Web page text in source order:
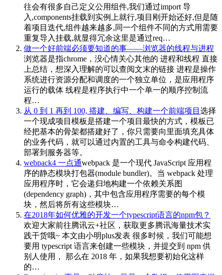
往会有很多自己定义公用组件,我们通过import 导
入,components挂载到实例上就行,项目刚开始还好,但是随
着项目迭代,组件越来越多,同一个组件不同的方式用需要
重复导入挂载,就显得冗余这里是通过req…
做一个好前端必须要知道的事——浏览器的线程与进程
浏览器是指chrome，没心情关心其他的 进程和线程 直接
上总结，想深入理解的可以查阅文末的链接 进程是操作
系统进行资源分配和调度的一个独立单位，是应用程序
运行的载体 线程是程序执行中一个单一的顺序控制流
程…
从 0 到 1 再到 100, 搭建、编写、构建一个前端项目 选择
一个现成项目模板是搭建一个项目最快的方式，模板已
经把基本的骨架都搭建好了，你只需要向里面填充具体
的业务代码，就可以通过内置的工具与命令构建代码、
部署到服务器等。
webpack4 一点通webpack 是一个现代 JavaScript 应用程
序的静态模块打包器(module bundler)。当 webpack 处理
应用程序时，它会递归地构建一个依赖关系图
(dependency graph)，其中包含应用程序需要的每个模
块，然后将所有这些模块…
在2018年如何优雅的开发一个typescript语言的npm包？
欢迎大家前往腾讯云+社区，获取更多腾讯海量技术实
践干货哦~ 本文由小明plus发表 很多时候，我们可能想
要用 typescript 语言来创建一些模块，并提交到 npm 供
别人使用， 那么在 2018 年，如果我想要初始化这样
的…